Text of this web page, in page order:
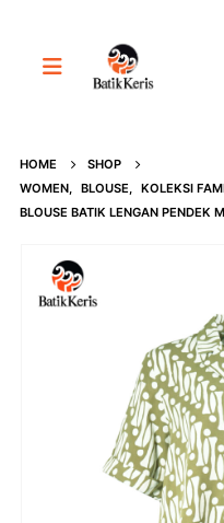
HOME
SHOP
WOMEN, BLOUSE, KOLEKSI
BLOUSE BATIK LENGAN PENDEK
Adipati